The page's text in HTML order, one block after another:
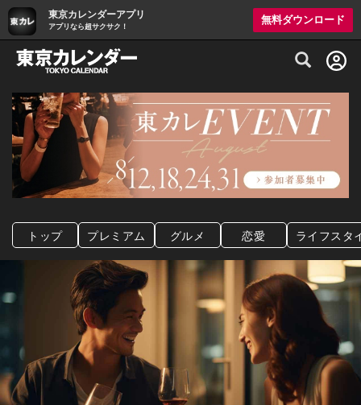
東京カレンダーアプリ
アプリなら超サクサク！
無料ダウンロード
グルメ情報・プレミアムレストラン予約
トップ プレミアム グルメ 恋愛 ライフスタ